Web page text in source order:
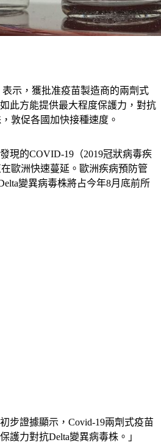
示，獲批准疫苗製造商的兩劑式
此方能提供最大程度保護力，對抗
敦促各國加快接種速度。
現的COVID-19（2019冠狀病毒疾
歐洲快速蔓延。歐洲疾病預防管
變異病毒株將占今年8月底前所
步證據顯示，Covid-19兩劑式疫苗
護力對抗Delta變異病毒株。」